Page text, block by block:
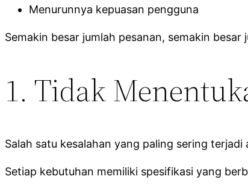
Menurunnya kepuasan pengguna
Semakin besar jumlah pesanan, semakin
1. Tidak
Salah satu kesalahan yang paling sering
Setiap kebutuhan memiliki spesifikasi yang